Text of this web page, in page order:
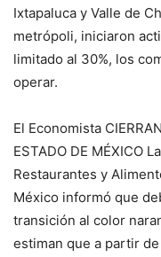
Ixtapaluca y Valle de
metrópoli, iniciaron
limitado al 30%, los
operar.
El Economista
ESTADO DE MÉXICO
Restaurantes y
México informó que
transición al color
estiman que a partir